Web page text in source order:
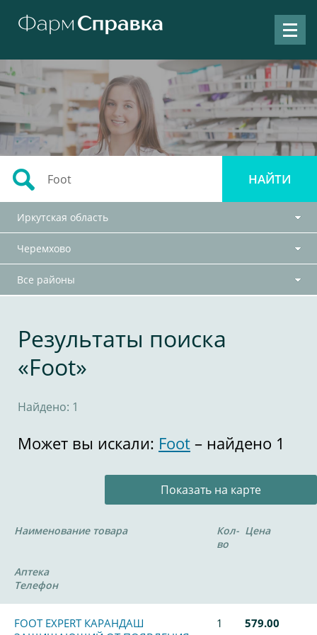
Иркутская область
Черемхово
Все районы
Результаты поиска
«Foot»
Найдено: 1
Может вы искали: Foot – найдено 1
Показать на карте
Наименование товара
Кол-
во
Цена
Аптека
Телефон
FOOT EXPERT КАРАНДАШ
1 579.00